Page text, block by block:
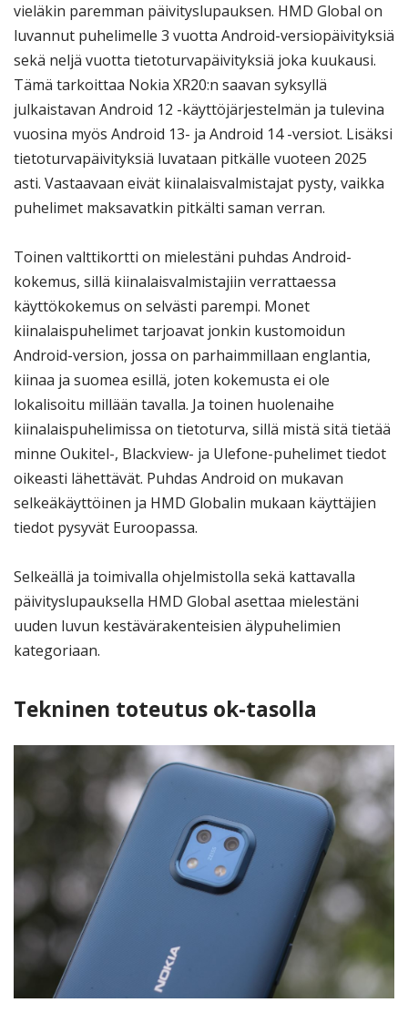
vieläkin paremman päivityslupauksen. HMD Global on
luvannut puhelimelle 3 vuotta Android-versiopäivityksiä
sekä neljä vuotta tietoturvapäivityksiä joka kuukausi.
Tämä tarkoittaa Nokia XR20:n saavan syksyllä
julkaistavan Android 12 -käyttöjärjestelmän ja tulevina
vuosina myös Android 13- ja Android 14 -versiot. Lisäksi
tietoturvapäivityksiä luvataan pitkälle vuoteen 2025
asti. Vastaavaan eivät kiinalaisvalmistajat pysty, vaikka
puhelimet maksavatkin pitkälti saman verran.
Toinen valttikortti on mielestäni puhdas Android-
kokemus, sillä kiinalaisvalmistajiin verrattaessa
käyttökokemus on selvästi parempi. Monet
kiinalaispuhelimet tarjoavat jonkin kustomoidun
Android-version, jossa on parhaimmillaan englantia,
kiinaa ja suomea esillä, joten kokemusta ei ole
lokalisoitu millään tavalla. Ja toinen huolenaihe
kiinalaispuhelimissa on tietoturva, sillä mistä sitä tietää
minne Oukitel-, Blackview- ja Ulefone-puhelimet tiedot
oikeasti lähettävät. Puhdas Android on mukavan
selkeäkäyttöinen ja HMD Globalin mukaan käyttäjien
tiedot pysyvät Euroopassa.
Selkeällä ja toimivalla ohjelmistolla sekä kattavalla
päivityslupauksella HMD Global asettaa mielestäni
uuden luvun kestävärakenteisien älypuhelimien
kategoriaan.
Tekninen toteutus ok-tasolla